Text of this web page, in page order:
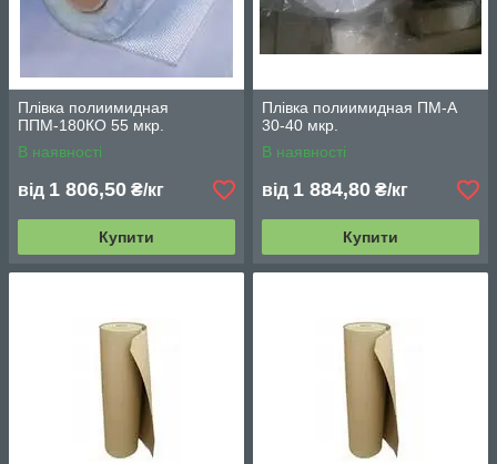
Плівка полиимидная
ППМ-180КО 55 мкр.
В наявності
від 1 806,50 ₴/кг
Купити
Плівка полиимидная ПМ-А
30-40 мкр.
В наявності
від 1 884,80 ₴/кг
Купити